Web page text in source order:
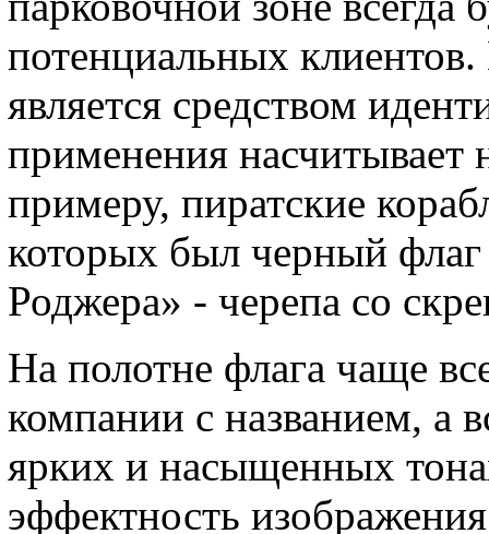
потенциальных
является средством
применения насчитывает
примеру, пиратские
которых был черный
Роджера» - черепа со
На полотне флага чаще
компании с названием, а
ярких и насыщенных
эффектность